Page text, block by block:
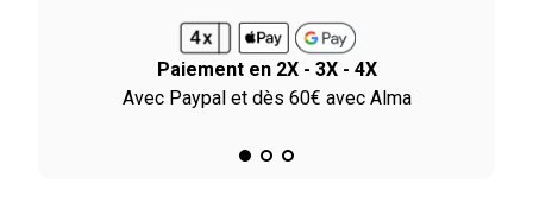
Paiement en 2X - 3X - 4X
Avec Paypal et dès 60€ avec Alma